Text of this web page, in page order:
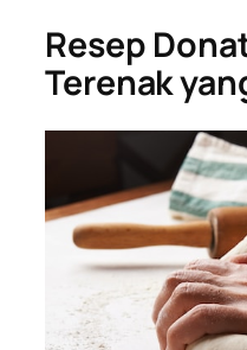
Resep
Terenak